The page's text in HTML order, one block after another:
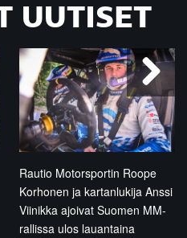
UUTISET
Rautio Motorsportin Roope
Korhonen ja kartanlukija Anssi
Viinikka ajoivat Suomen MM-
rallissa ulos lauantaina
Next